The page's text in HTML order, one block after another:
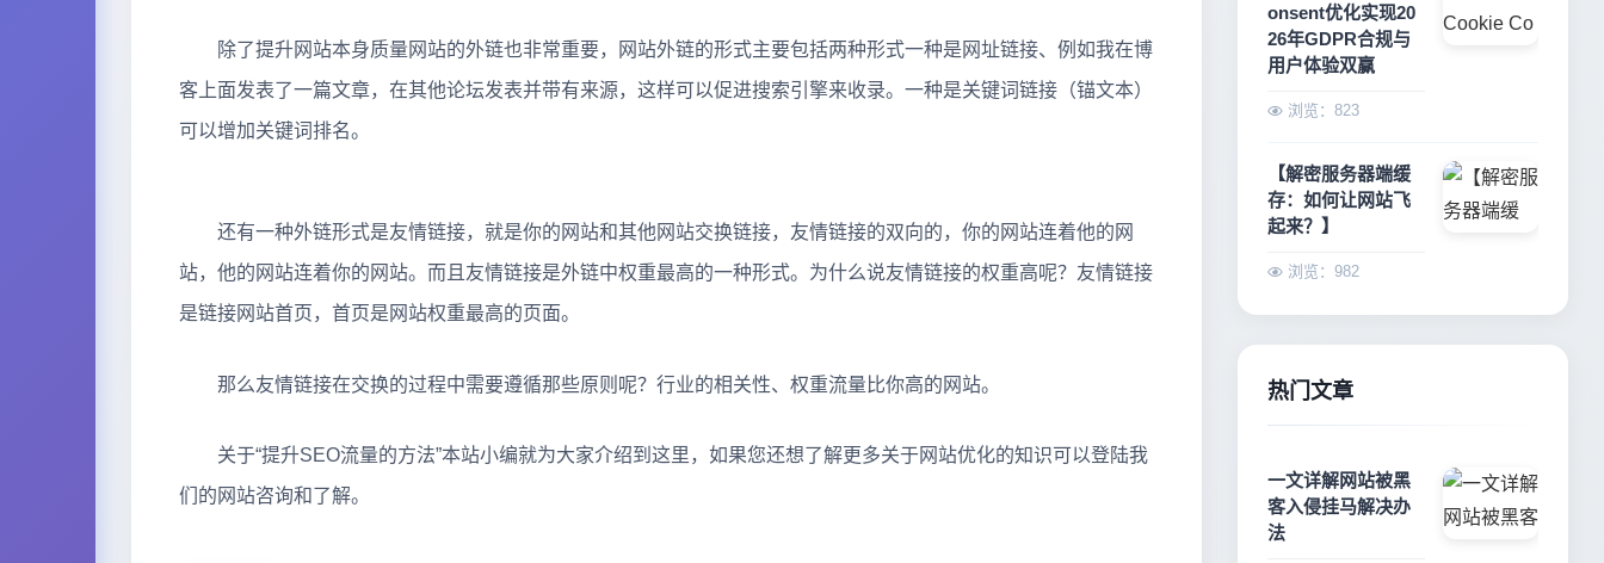
除了提升网站本身质量网站的外链也非常重要，网站外链的形式主要包括两种形式一种是网址链接、例如我在博
客上面发表了一篇文章，在其他论坛发表并带有来源，这样可以促进搜索引擎来收录。一种是关键词链接（锚文本）
可以增加关键词排名。
还有一种外链形式是友情链接，就是你的网站和其他网站交换链接，友情链接的双向的，你的网站连着他的网
站，他的网站连着你的网站。而且友情链接是外链中权重最高的一种形式。为什么说友情链接的权重高呢？友情链接
是链接网站首页，首页是网站权重最高的页面。
那么友情链接在交换的过程中需要遵循那些原则呢？行业的相关性、权重流量比你高的网站。
关于“提升SEO流量的方法”本站小编就为大家介绍到这里，如果您还想了解更多关于网站优化的知识可以登陆我
们的网站咨询和了解。
onsent优化实现20
26年GDPR合规与
用户体验双赢
浏览：823
【解密服务器端缓
存：如何让网站飞
起来？】
浏览：982
热门文章
一文详解网站被黑
客入侵挂马解决办
法